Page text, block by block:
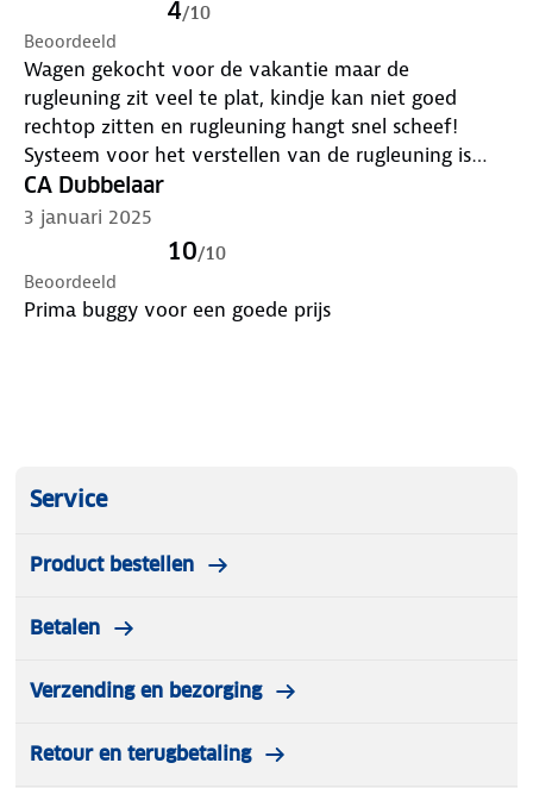
boodschappenmand en in de rugleuning zit een
geheim opbergvak voor kleine spullen zoals je
telefoon en sleutels.
De buggy wordt geleverd met afneembare wielen
voor extra flexibiliteit.
Kenmerken
Geschikt vanaf circa 6 maanden tot 22 kg
Afmetingen ingeklapt: 57 × 50 × 18 cm (L × B ×
Wendbaar met één hand
Rem te bedienen met één voet
Uitklapbare zonnekap met kijkvenster
Inclusief boodschappenmand en geheim
Afneembare wielen
4/10
Beoordeeld
Wagen gekocht voor de vakantie maar de
rugleuning zit veel te plat, kindje kan niet goed
rechtop zitten en rugleuning hangt snel scheef!
Systeem voor het verstellen van de rugleuning is
onhandig. Als het kindje er in zit moet dit eigenlijk
met 3 handen! Verder rijd hij wel fijn en makkelijk in
CA Dubbelaar
3 januari 2025
10/10
Beoordeeld
Prima buggy voor een goede prijs
Service
Product bestellen
Betalen
Verzending en bezorging
Retour en terugbetaling